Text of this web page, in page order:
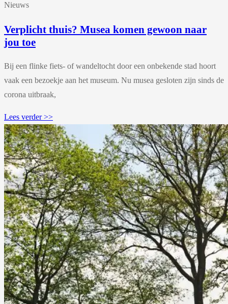
Nieuws
Verplicht thuis? Musea komen gewoon naar
jou toe
Bij een flinke fiets- of wandeltocht door een onbekende stad hoort
vaak een bezoekje aan het museum. Nu musea gesloten zijn sinds de
corona uitbraak,
Lees verder >>